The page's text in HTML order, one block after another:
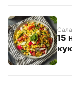
15